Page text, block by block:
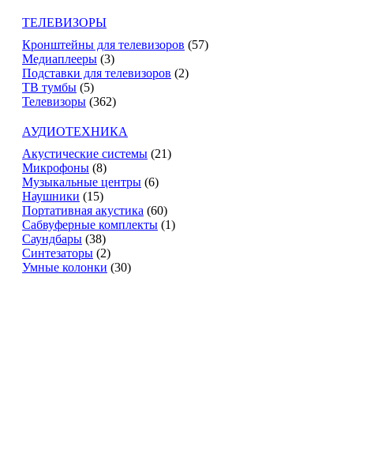
ТЕЛЕВИЗОРЫ
Кронштейны для телевизоров (57)
Медиаплееры (3)
Подставки для телевизоров (2)
ТВ тумбы (5)
Телевизоры (362)
АУДИОТЕХНИКА
Акустические системы (21)
Микрофоны (8)
Музыкальные центры (6)
Наушники (15)
Портативная акустика (60)
Сабвуферные комплекты (1)
Саундбары (38)
Синтезаторы (2)
Умные колонки (30)